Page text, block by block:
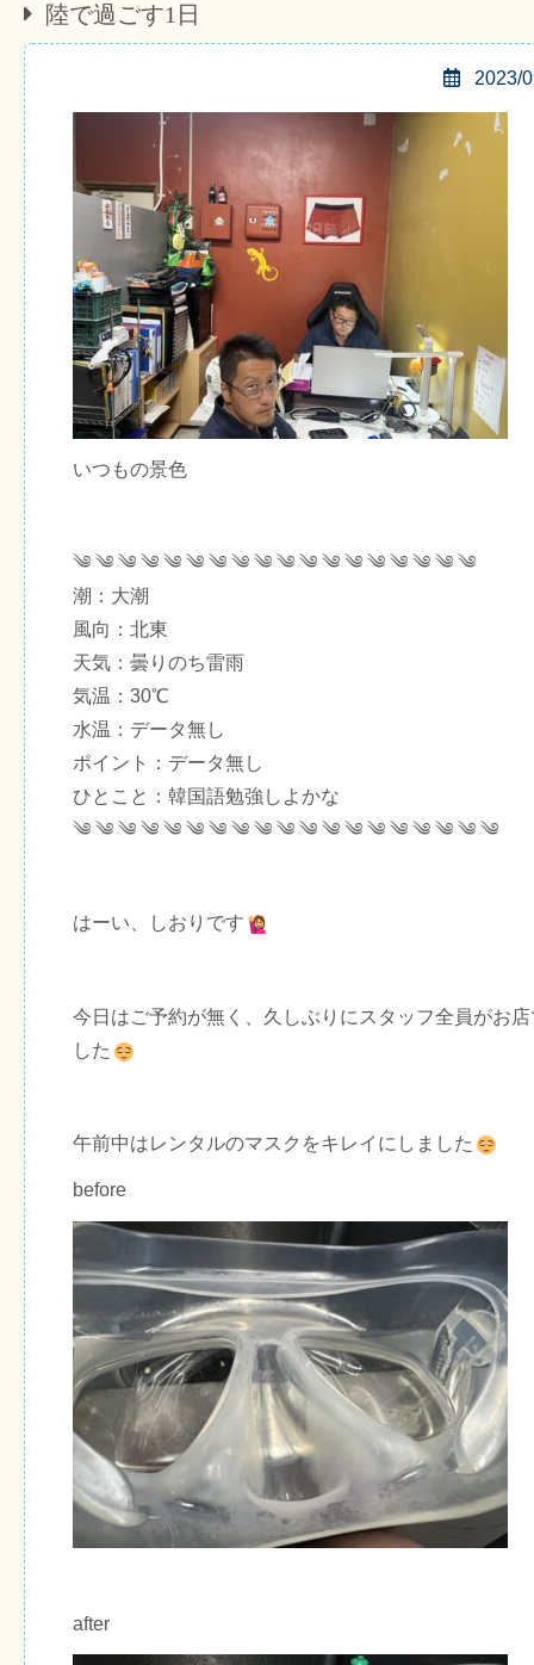
陸で過ごす1日
2023/
いつもの景色
༄ ༄ ༄ ༄ ༄ ༄ ༄ ༄ ༄ ༄ ༄ ༄ ༄ ༄ ༄ ༄ ༄ ༄
潮：大潮
風向：北東
天気：曇りのち雷雨
気温：30℃
水温：データ無し
ポイント：データ無し
ひとこと：韓国語勉強しよかな
༄ ༄ ༄ ༄ ༄ ༄ ༄ ༄ ༄ ༄ ༄ ༄ ༄ ༄ ༄ ༄ ༄ ༄ ༄
はーい、しおりです
今日はご予約が無く、久しぶりにスタッフ全員がお
した
午前中はレンタルのマスクをキレイにしました
before
after